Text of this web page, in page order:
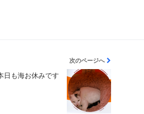
次のページへ
日も海お休みです